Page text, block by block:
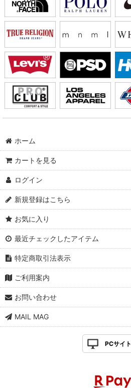
ホーム
カートを見る
ログイン
新規登録はこちら
お気に入り
最近チェックしたアイテム
特定商取引法表示
ご利用案内
お問い合わせ
MAIL MAG
PCサイト